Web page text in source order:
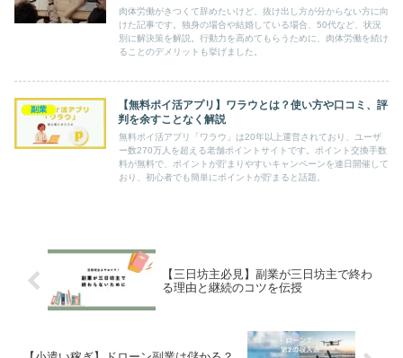
肉体労働がきつくて辞めたいけど、抜け出し方が分からない方に向
けた記事です。独身の場合や結婚している場合、50代など、状況
別に解決策を解説。行動力を高めてもらうために、肉体労働を続け
ることのデメリットも挙げました。
副業
【無料ポイ活アプリ】ワラウとは？使い方や口コミ、評
判を余すことなく解説
無料ポイ活アプリ「ワラウ」は20年以上運営されており、ユーザ
ー数270万人を超える老舗ポイントサイトです。ポイント交換手数
料が無料で、ポイントが貯まりやすいキャンペーンを連日開催して
おり、初心者でも簡単にポイントが貯まると話題。
【三日坊主必見】副業が三日坊主で終わ
る理由と継続のコツを伝授